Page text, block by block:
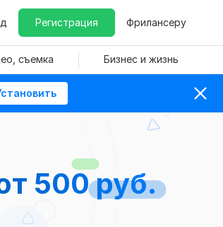
Регистрация Фрилансеру
съемка Бизнес и жизнь
500 руб.